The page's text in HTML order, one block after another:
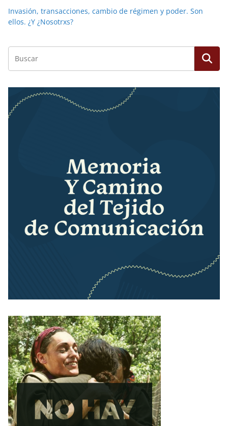
Invasión, transacciones, cambio de régimen y poder. Son
ellos. ¿Y ¿Nosotrxs?